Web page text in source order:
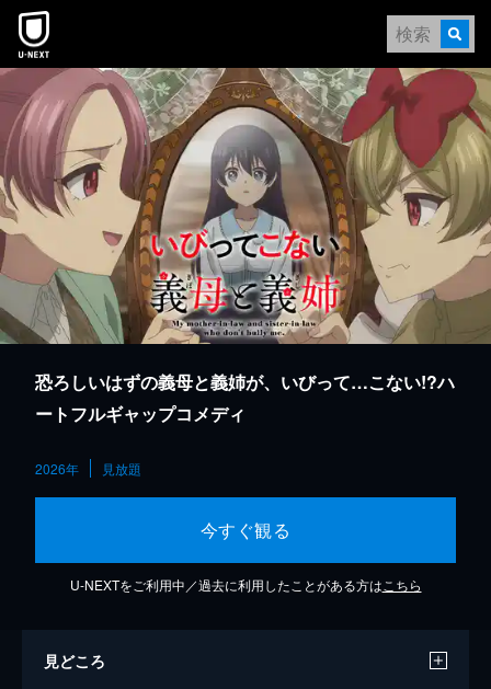
本文へスキップ
恐ろしいはずの義母と義姉が、いびって…こない!?ハ
ートフルギャップコメディ
2026年 見放題
今すぐ観る
U-NEXTをご利用中／過去に利用したことがある方は こちら
見どころ